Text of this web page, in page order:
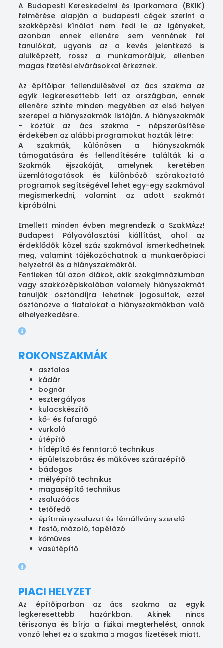
A Budapesti Kereskedelmi és Iparkamara (BKIK)
felmérése alapján a budapesti cégek szerint a
szakképzési kínálat nem fedi le az igényeket,
azonban ennek ellenére sem vennének fel
tanulókat, ugyanis az a kevés jelentkező is
alulképzett, rossz a munkamoráljuk, ellenben
magas fizetési elvárásokkal érkeznek.
Az építőipar fellendülésével az ács szakma az
egyik legkeresettebb lett az országban, ennek
ellenére szinte minden megyében az első helyen
szerepel a hiányszakmák listáján. A hiányszakmák
- köztük az ács szakma - népszerűsítése
érdekében az alábbi programokat hozták létre:
A szakmák, különösen a hiányszakmák
támogatására és fellendítésére találták ki a
Szakmák éjszakáját, amelynek keretében
üzemlátogatások és különböző szórakoztató
programok segítségével lehet egy-egy szakmával
megismerkedni, valamint az adott szakmát
kipróbálni.
Emellett minden évben megrendezik a SzakMÁzz!
Budapest Pályaválasztási kiállítást, ahol az
érdeklődők közel száz szakmával ismerkedhetnek
meg, valamint tájékozódhatnak a munkaerőpiaci
helyzetről és a hiányszakmákról.
Fentieken túl azon diákok, akik szakgimnáziumban
vagy szakközépiskolában valamely hiányszakmát
tanulják ösztöndíjra lehetnek jogosultak, ezzel
ösztönözve a fiatalokat a hiányszakmákban való
elhelyezkedésre.
ROKONSZAKMÁK
asztalos
kádár
bognár
esztergályos
kulacskészítő
kő- és fafaragó
vurkoló
útépítő
hídépítő és fenntartó technikus
épületszobrász és műköves szárazépítő
bádogos
mélyépítő technikus
magasépítő technikus
zsaluzóács
tetőfedő
építményzsaluzat és fémállvány szerelő
festő, mázoló, tapétázó
kőműves
vasútépítő
PIACI HELYZET
Az építőiparban az ács szakma az egyik
legkeresettebb hazánkban. Akinek nincs
tériszonya és bírja a fizikai megterhelést, annak
vonzó lehet ez a szakma a magas fizetések miatt.